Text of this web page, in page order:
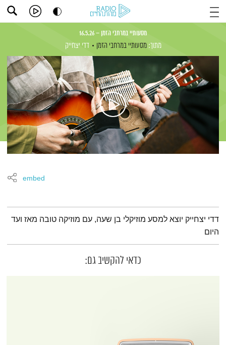
מסעותיי במרחבי הזמן – 16.5.26
מתוך: מסעותיי במרחבי הזמן דדי יצחייק
embed
תמצית הפודקאסט
דדי יצחייק יוצא למסע מוזיקלי בן שעה, עם מוזיקה טובה מאז ועד
היום
כדאי להקשיב גם: